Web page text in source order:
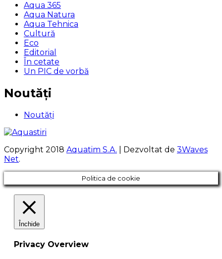
Aqua 365
Aqua Natura
Aqua Tehnica
Cultură
Eco
Editorial
În cetate
Un PIC de vorbă
Noutăți
Noutăți
Copyright 2018 Aquatim S.A. | Dezvoltat de 3Waves
Net.
Politica de cookie
Închide
Privacy Overview